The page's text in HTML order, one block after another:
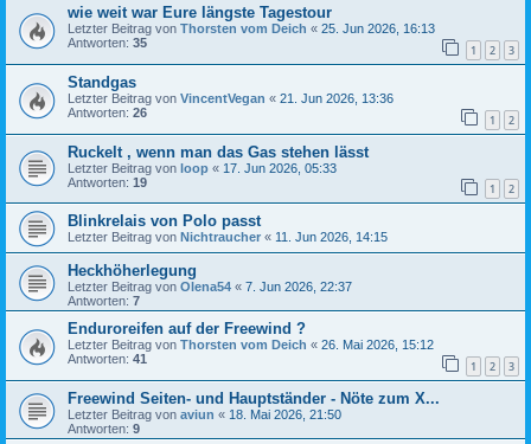
wie weit war Eure längste Tagestour
Letzter Beitrag von Thorsten vom Deich « 25. Jun 2026, 16:13
Antworten: 35 1 2 3
Standgas
Letzter Beitrag von VincentVegan « 21. Jun 2026, 13:36
Antworten: 26 1 2
Ruckelt , wenn man das Gas stehen lässt
Letzter Beitrag von loop « 17. Jun 2026, 05:33
Antworten: 19 1 2
Blinkrelais von Polo passt
Letzter Beitrag von Nichtraucher « 11. Jun 2026, 14:15
Heckhöherlegung
Letzter Beitrag von Olena54 « 7. Jun 2026, 22:37
Antworten: 7
Enduroreifen auf der Freewind ?
Letzter Beitrag von Thorsten vom Deich « 26. Mai 2026, 15:12
Antworten: 41 1 2 3
Freewind Seiten- und Hauptständer - Nöte zum X...
Letzter Beitrag von aviun « 18. Mai 2026, 21:50
Antworten: 9